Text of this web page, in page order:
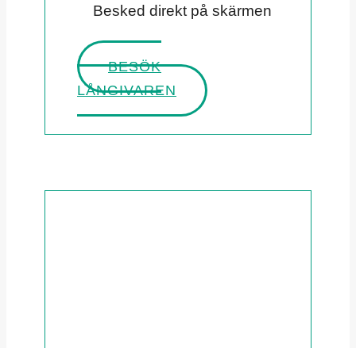
Besked direkt på skärmen
BESÖK
LÅNGIVAREN